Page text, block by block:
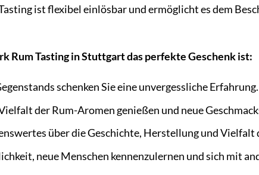
ist flexibel einlösbar und ermöglicht es dem
Rum Tasting in Stuttgart das perfekte Geschenk ist:
schenken Sie eine unvergessliche Erfahrung.
der Rum-Aromen genießen und neue
über die Geschichte, Herstellung und Vielfalt
neue Menschen kennenzulernen und sich mit